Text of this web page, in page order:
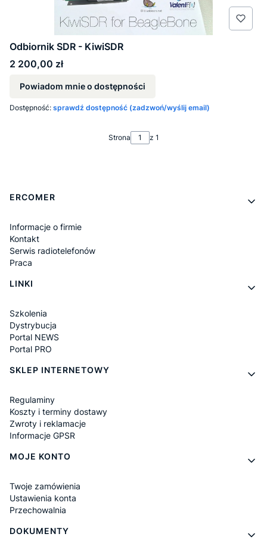
Odbiornik SDR - KiwiSDR
Cena
2 200,00 zł
Powiadom mnie o dostępności
Dostępność: sprawdź dostępność (zadzwoń/wyślij email)
Strona z 1
Linki w stopce
ERCOMER
Informacje o firmie
Kontakt
Serwis radiotelefonów
Praca
LINKI
Szkolenia
Dystrybucja
Portal NEWS
Portal PRO
SKLEP INTERNETOWY
Regulaminy
Koszty i terminy dostawy
Zwroty i reklamacje
Informacje GPSR
MOJE KONTO
Twoje zamówienia
Ustawienia konta
Przechowalnia
DOKUMENTY